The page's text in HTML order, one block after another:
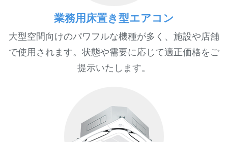
業務用床置き型エアコン
大型空間向けのパワフルな機種が多く、施設や店舗
で使用されます。状態や需要に応じて適正価格をご
提示いたします。